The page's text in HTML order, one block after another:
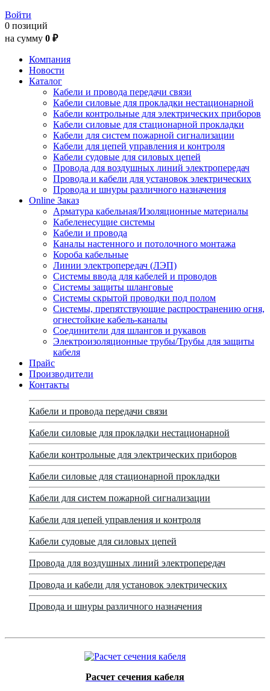
Войти
0 позиций
на сумму 0 ₽
Компания
Новости
Каталог
Кабели и провода передачи связи
Кабели силовые для прокладки нестационарной
Кабели контрольные для электрических приборов
Кабели силовые для стационарной прокладки
Кабели для систем пожарной сигнализации
Кабели для цепей управления и контроля
Кабели судовые для силовых цепей
Провода для воздушных линий электропередач
Провода и кабели для установок электрических
Провода и шнуры различного назначения
Online Заказ
Арматура кабельная/Изоляционные материалы
Кабеленесущие системы
Кабели и провода
Каналы настенного и потолочного монтажа
Короба кабельные
Линии электропередач (ЛЭП)
Системы ввода для кабелей и проводов
Системы защиты шланговые
Системы скрытой проводки под полом
Системы, препятствующие распространению огня,
огнестойкие кабель-каналы
Соединители для шлангов и рукавов
Электроизоляционные трубы/Трубы для защиты
кабеля
Прайс
Производители
Контакты
Кабели и провода передачи связи
Кабели силовые для прокладки нестационарной
Кабели контрольные для электрических приборов
Кабели силовые для стационарной прокладки
Кабели для систем пожарной сигнализации
Кабели для цепей управления и контроля
Кабели судовые для силовых цепей
Провода для воздушных линий электропередач
Провода и кабели для установок электрических
Провода и шнуры различного назначения
Расчет сечения кабеля